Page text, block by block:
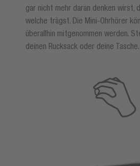
gar nicht mehr daran denken wirst,
welche trägst. Die Mini-Ohrhörer
überallhin mitgenommen werden.
deinen Rucksack oder deine Tasche.